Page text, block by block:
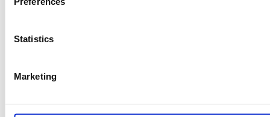
Statistics
Marketing